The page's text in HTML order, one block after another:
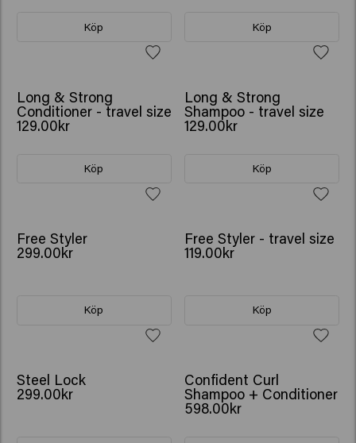
Köp Köp
Long & Strong
Conditioner - travel size
129.00kr
Köp
Long & Strong
Shampoo - travel size
129.00kr
Köp
Free Styler
299.00kr
Köp
Free Styler - travel size
119.00kr
Köp
NY
Steel Lock
299.00kr
GÅVA: VATTENFLASKA
Confident Curl
Shampoo + Conditioner
598.00kr